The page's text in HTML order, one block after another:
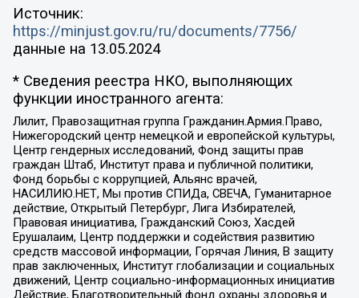
Источник:
https://minjust.gov.ru/ru/documents/7756/
данные на 13.05.2024
* Сведения реестра НКО, выполняющих
функции иностранного агента:
Лилит, Правозащитная группа Гражданин.Армия.Право,
Нижегородский центр немецкой и европейской культуры,
Центр гендерных исследований, Фонд защиты прав
граждан Штаб, Институт права и публичной политики,
Фонд борьбы с коррупцией, Альянс врачей,
НАСИЛИЮ.НЕТ, Мы против СПИДа, СВЕЧА, Гуманитарное
действие, Открытый Петербург, Лига Избирателей,
Правовая инициатива, Гражданский Союз, Хасдей
Ерушалаим, Центр поддержки и содействия развитию
средств массовой информации, Горячая Линия, В защиту
прав заключенных, Институт глобализации и социальных
движений, Центр социально-информационных инициатив
Действие, Благотворительный фонд охраны здоровья и